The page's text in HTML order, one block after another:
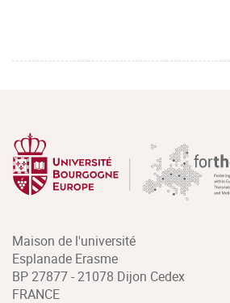
Maison de l'université
Esplanade Erasme
BP 27877 - 21078 Dijon Cedex
FRANCE